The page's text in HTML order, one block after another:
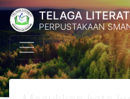
TELAGA LITERAT
PERPUSTAKAAN